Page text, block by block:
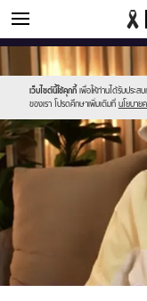
ข่าวบันเทิง
เว็บไซต์นี้ใช้คุกกี้ เพื่อให้ท่านได้รับประ
ของเรา โปรดศึกษาเพิ่มเติมที่ นโยบาย
Sanook
//s.isanook.com/sr/0/
new-
sanook.png
//s.isanook.com/ns/0/ud/